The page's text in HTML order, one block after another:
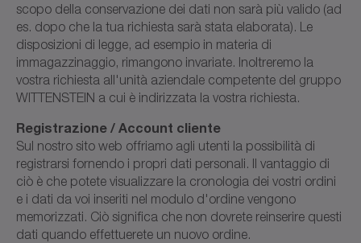
scopo della conservazione dei dati non sarà più valido (ad
es. dopo che la tua richiesta sarà stata elaborata). Le
disposizioni di legge, ad esempio in materia di
immagazzinaggio, rimangono invariate. Inoltreremo la
vostra richiesta all'unità aziendale competente del gruppo
WITTENSTEIN a cui è indirizzata la vostra richiesta.
Registrazione / Account cliente
Sul nostro sito web offriamo agli utenti la possibilità di
registrarsi fornendo i propri dati personali. Il vantaggio di
ciò è che potete visualizzare la cronologia dei vostri ordini
e i dati da voi inseriti nel modulo d'ordine vengono
memorizzati. Ciò significa che non dovrete reinserire questi
dati quando effettuerete un nuovo ordine.